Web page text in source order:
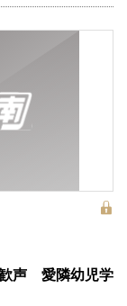
声 愛隣幼児学